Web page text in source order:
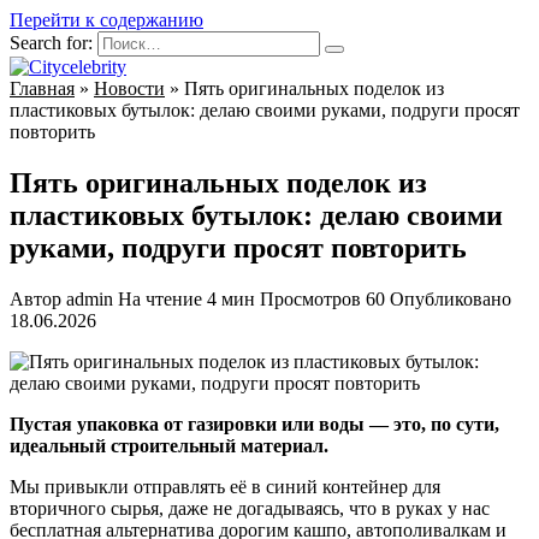
Перейти к содержанию
Search for:
Главная » Новости » Пять оригинальных поделок из
пластиковых бутылок: делаю своими руками, подруги просят
повторить
Пять оригинальных поделок из
пластиковых бутылок: делаю своими
руками, подруги просят повторить
Автор admin На чтение 4 мин Просмотров 60 Опубликовано
18.06.2026
Пустая упаковка от газировки или воды — это, по сути,
идеальный строительный материал.
Мы привыкли отправлять её в синий контейнер для
вторичного сырья, даже не догадываясь, что в руках у нас
бесплатная альтернатива дорогим кашпо, автополивалкам и